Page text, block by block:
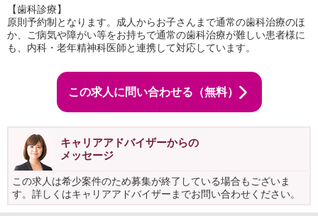
【歯科診療】
原則予約制となります。成人からお子さんまで通常の歯科治療のほ
か、ご病気や障がい等をお持ちで通常の歯科治療が難しい患者様に
も、内科・老年精神科医師と連携して対応しています。
この求人に問い合わせる（無料）
キャリアアドバイザーからの
メッセージ
この求人は希少案件のため募集が終了している場合もございま
す。詳しくはキャリアアドバイザーまでお問い合わせください。